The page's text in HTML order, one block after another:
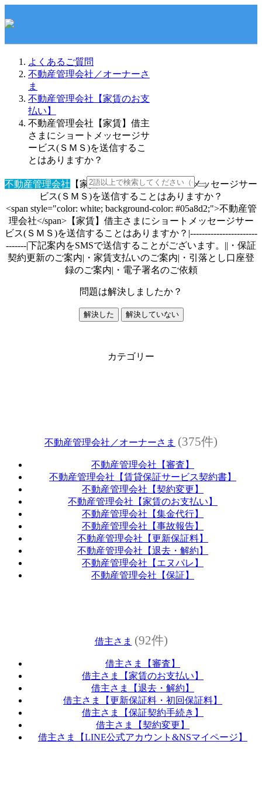
よくあるご質問
不動産管理会社／オーナーさ
ま
不動産管理会社【家賃のお支
払い】
不動産管理会社【家賃】借主
さまにショートメッセージサ
ービス(ＳＭＳ)を送信するこ
とはありますか？
不動産管理会社 【家賃】借主さまにショートメッセージサー
ビス(ＳＭＳ)を送信することはありますか？
<span style="color: white; background-color: #05a8d2;">不動産管
理会社</span>【家賃】借主さまにショートメッセージサー
ビス(ＳＭＳ)を送信することはありますか？|-----------------------
-------|下記案内をSMSで送信することがございます。||・保証
契約更新のご案内|・家賃支払いのご案内|・引落とし口座登
録のご案内|・電子署名のご依頼
問題は解決しましたか？
解決した 解決していない
カテゴリー
不動産管理会社／オーナーさま (375件)
不動産管理会社【審査】
不動産管理会社【賃貸保証サービス契約書】
不動産管理会社【契約変更】
不動産管理会社【家賃のお支払い】
不動産管理会社【集金代行】
不動産管理会社【事故報告】
不動産管理会社【更新保証料】
不動産管理会社【退去・解約】
不動産管理会社【エヌパレ】
不動産管理会社【保証】
借主さま (92件)
借主さま【審査】
借主さま【家賃のお支払い】
借主さま【退去・解約】
借主さま【更新保証料・初回保証料】
借主さま【保証契約手続き】
借主さま【契約変更】
借主さま【LINE公式アカウント&NSマイページ】